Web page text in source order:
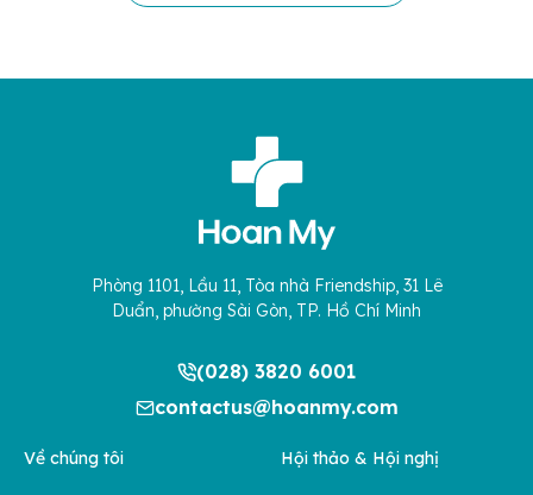
Phòng 1101, Lầu 11, Tòa nhà Friendship, 31 Lê
Duẩn, phường Sài Gòn, TP. Hồ Chí Minh
(028) 3820 6001
contactus@hoanmy.com
Về chúng tôi Hội thảo & Hội nghị